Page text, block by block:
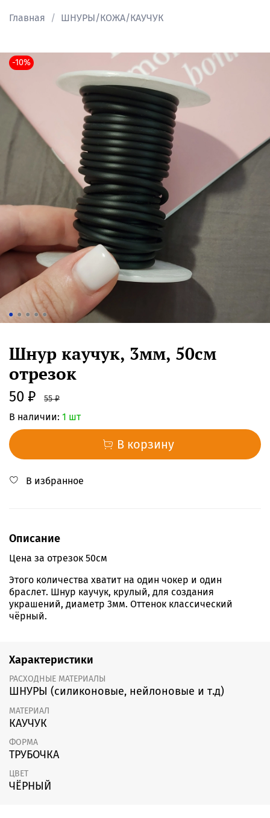
Главная ШНУРЫ/КОЖА/КАУЧУК
-10%
Шнур каучук, 3мм, 50см
отрезок
50 ₽ 55 ₽
В наличии: 1 шт
В корзину
В избранное
Описание
Цена за отрезок 50см
Этого количества хватит на один чокер и один
браслет. Шнур каучук, крулый, для создания
украшений, диаметр 3мм. Оттенок классический
чёрный.
Характеристики
РАСХОДНЫЕ МАТЕРИАЛЫ
ШНУРЫ (силиконовые, нейлоновые и т.д)
МАТЕРИАЛ
КАУЧУК
ФОРМА
ТРУБОЧКА
ЦВЕТ
ЧЁРНЫЙ